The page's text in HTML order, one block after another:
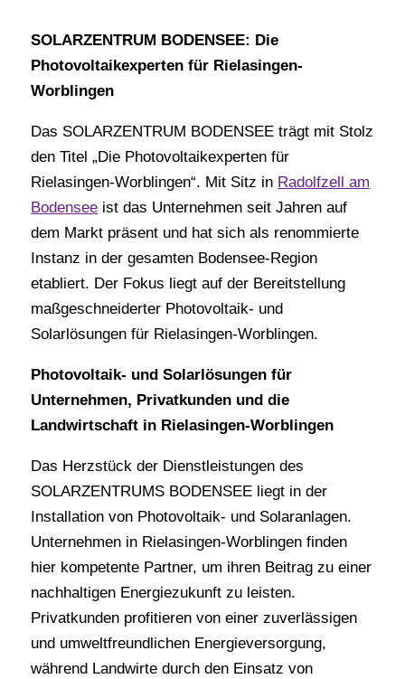
SOLARZENTRUM BODENSEE: Die
Photovoltaikexperten für Rielasingen-
Worblingen
Das SOLARZENTRUM BODENSEE trägt mit Stolz
den Titel „Die Photovoltaikexperten für
Rielasingen-Worblingen“. Mit Sitz in Radolfzell am
Bodensee ist das Unternehmen seit Jahren auf
dem Markt präsent und hat sich als renommierte
Instanz in der gesamten Bodensee-Region
etabliert. Der Fokus liegt auf der Bereitstellung
maßgeschneiderter Photovoltaik- und
Solarlösungen für Rielasingen-Worblingen.
Photovoltaik- und Solarlösungen für
Unternehmen, Privatkunden und die
Landwirtschaft in Rielasingen-Worblingen
Das Herzstück der Dienstleistungen des
SOLARZENTRUMS BODENSEE liegt in der
Installation von Photovoltaik- und Solaranlagen.
Unternehmen in Rielasingen-Worblingen finden
hier kompetente Partner, um ihren Beitrag zu einer
nachhaltigen Energiezukunft zu leisten.
Privatkunden profitieren von einer zuverlässigen
und umweltfreundlichen Energieversorgung,
während Landwirte durch den Einsatz von